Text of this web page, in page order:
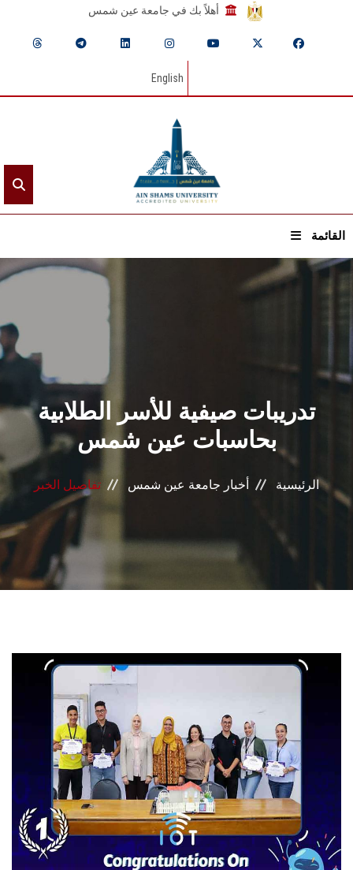
أهلاً بك في جامعة عين شمس
English
القائمة
الرئيسيـة
عن الجامعة
القطاعـات
الشئون الأكاديمية
البحث العلمي
الرعاية الصحية
المراكز والوحدات
الأنظمة الذكية
تواصل معنا
هيئة التدريس
الدراسات العليا
الخريجين
تدريبات صيفية للأسر الطلابية
بحاسبات عين شمس
الرئيسية أخبار جامعة عين شمس تفاصيل الخبر